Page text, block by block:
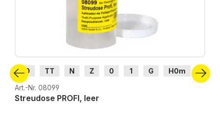
H0 TT N Z 0 1 G
H0m
H0e
Art.-Nr. 08099
Streudose PROFI, leer